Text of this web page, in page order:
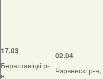
17.03
Бераставіцкі р-
н,
02.04
Чэрвенскі р-н,